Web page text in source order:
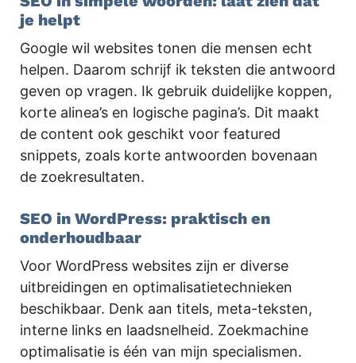
je helpt
Google wil websites tonen die mensen echt
helpen. Daarom schrijf ik teksten die antwoord
geven op vragen. Ik gebruik duidelijke koppen,
korte alinea’s en logische pagina’s. Dit maakt
de content ook geschikt voor featured
snippets, zoals korte antwoorden bovenaan
de zoekresultaten.
SEO in WordPress: praktisch en
onderhoudbaar
Voor WordPress websites zijn er diverse
uitbreidingen en optimalisatietechnieken
beschikbaar. Denk aan titels, meta-teksten,
interne links en laadsnelheid. Zoekmachine
optimalisatie is één van mijn specialismen.